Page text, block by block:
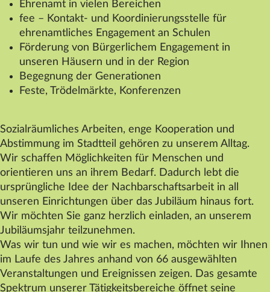
Ehrenamt in vielen Bereichen
fee – Kontakt- und Koordinierungsstelle für
ehrenamtliches Engagement an Schulen
Förderung von Bürgerlichem Engagement in
unseren Häusern und in der Region
Begegnung der Generationen
Feste, Trödelmärkte, Konferenzen
Sozialräumliches Arbeiten, enge Kooperation und
Abstimmung im Stadtteil gehören zu unserem Alltag.
Wir schaffen Möglichkeiten für Menschen und
orientieren uns an ihrem Bedarf. Dadurch lebt die
ursprüngliche Idee der Nachbarschaftsarbeit in all
unseren Einrichtungen über das Jubiläum hinaus fort.
Wir möchten Sie ganz herzlich einladen, an unserem
Jubiläumsjahr teilzunehmen.
Was wir tun und wie wir es machen, möchten wir Ihnen
im Laufe des Jahres anhand von 66 ausgewählten
Veranstaltungen und Ereignissen zeigen. Das gesamte
Spektrum unserer Tätigkeitsbereiche öffnet seine